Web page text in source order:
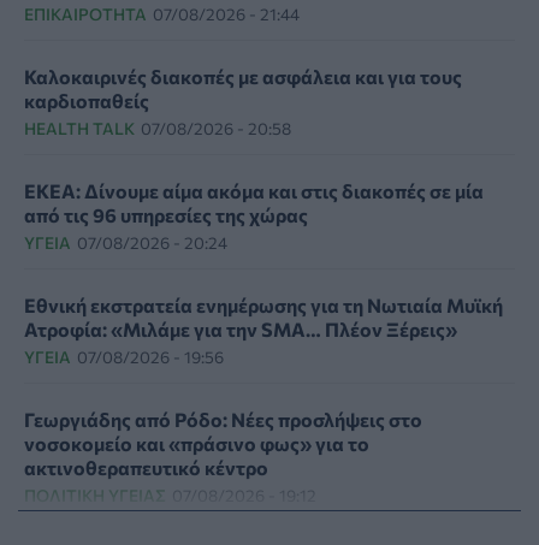
ΕΠΙΚΑΙΡΌΤΗΤΑ 07/08/2026 - 21:44
Καλοκαιρινές διακοπές με ασφάλεια και για τους
καρδιοπαθείς
HEALTH TALK 07/08/2026 - 20:58
ΕΚΕΑ: Δίνουμε αίμα ακόμα και στις διακοπές σε μία
από τις 96 υπηρεσίες της χώρας
ΥΓΕΊΑ 07/08/2026 - 20:24
Εθνική εκστρατεία ενημέρωσης για τη Νωτιαία Μυϊκή
Ατροφία: «Μιλάμε για την SMA… Πλέον Ξέρεις»
ΥΓΕΊΑ 07/08/2026 - 19:56
Γεωργιάδης από Ρόδο: Νέες προσλήψεις στο
νοσοκομείο και «πράσινο φως» για το
ακτινοθεραπευτικό κέντρο
ΠΟΛΙΤΙΚΉ ΥΓΕΊΑΣ 07/08/2026 - 19:12